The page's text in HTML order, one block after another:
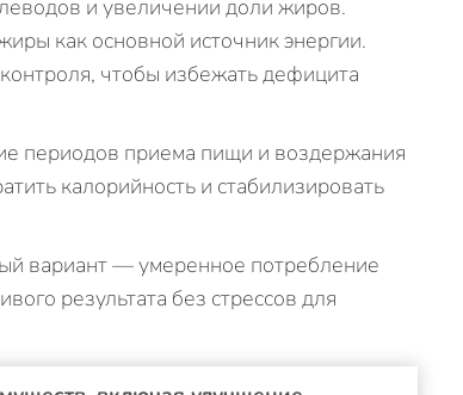
и увеличении доли жиров.
как основной источник энергии.
чтобы избежать дефицита
периодов приема пищи и воздержания
калорийность и стабилизировать
вариант — умеренное потребление
результата без стрессов для